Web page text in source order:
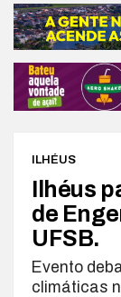
ILHÉUS
Ilhéus
de
UFSB.
Evento
climáticas